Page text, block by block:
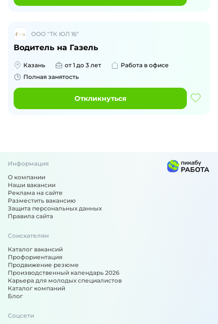
ООО "ТК ЮЛ 16"
Водитель на Газель
Казань от 1 до 3 лет
Работа в офисе
Полная занятость
Откликнуться
Информация
О компании
Наши вакансии
Реклама на сайте
Разместить вакансию
Защита персональных данных
Правила сайта
Соискателям
Каталог вакансий
Профориентация
Продвижение резюме
Производственный календарь 2026
Карьера для молодых специалистов
Каталог компаний
Блог
Соцсети